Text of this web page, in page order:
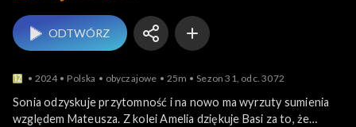
ODTWÓRZ
2024 Polska obyczajowe 25m Sezon 31, odc. 3072
Sonia odzyskuje przytomność i na nowo ma wyrzuty sumienia
względem Mateusza. Z kolei Amelia dziękuje Basi za to, że